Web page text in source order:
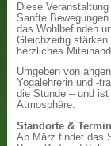
Diese
Sanfte
das Wohlbefinden
Gleichzeitig
herzliches
Umgeben von
Yogalehrerin und -
die Stunde – und
Atmosphäre.
Standorte &
Ab März findet das